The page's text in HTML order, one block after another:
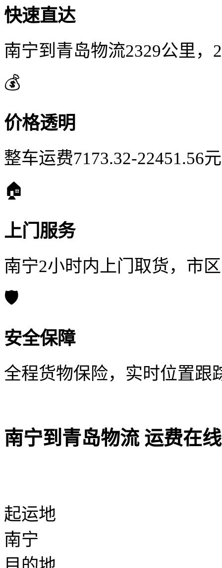
快速直达
南宁到青岛物流2329公里
💰
价格透明
整车运费7173.32-22451.56
🏠
上门服务
南宁2小时内上门取货，市
🛡️
安全保障
全程货物保险，实时位置跟
南宁到青岛物流 运费在
起运地
南宁